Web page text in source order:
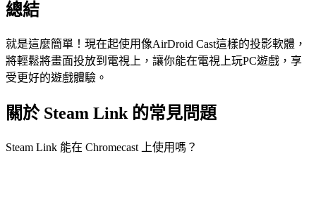
總結
就是這麼簡單！現在起使用像AirDroid Cast這樣的投影軟體，
將輕鬆將畫面投放到電視上，讓你能在電視上玩PC遊戲，享
受更好的遊戲體驗。
關於 Steam Link 的常見問題
Steam Link 能在 Chromecast 上使用嗎？